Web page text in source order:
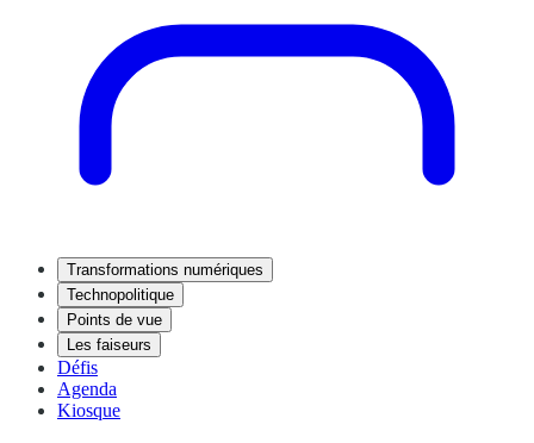
Transformations numériques
Technopolitique
Points de vue
Les faiseurs
Défis
Agenda
Kiosque